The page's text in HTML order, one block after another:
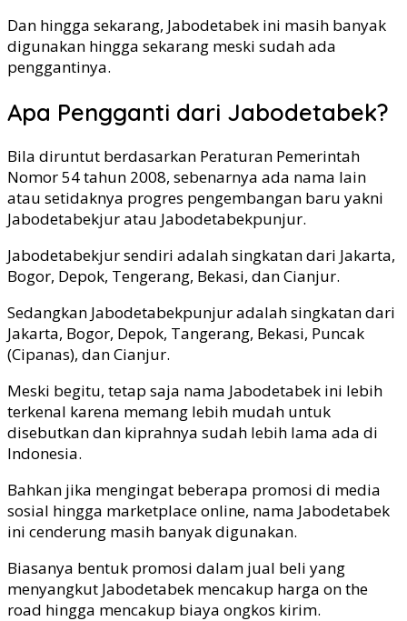
Dan hingga sekarang, Jabodetabek ini masih banyak
digunakan hingga sekarang meski sudah ada
penggantinya.
Apa Pengganti dari Jabodetabek?
Bila diruntut berdasarkan Peraturan Pemerintah
Nomor 54 tahun 2008, sebenarnya ada nama lain
atau setidaknya progres pengembangan baru yakni
Jabodetabekjur atau Jabodetabekpunjur.
Jabodetabekjur sendiri adalah singkatan dari Jakarta,
Bogor, Depok, Tengerang, Bekasi, dan Cianjur.
Sedangkan Jabodetabekpunjur adalah singkatan dari
Jakarta, Bogor, Depok, Tangerang, Bekasi, Puncak
(Cipanas), dan Cianjur.
Meski begitu, tetap saja nama Jabodetabek ini lebih
terkenal karena memang lebih mudah untuk
disebutkan dan kiprahnya sudah lebih lama ada di
Indonesia.
Bahkan jika mengingat beberapa promosi di media
sosial hingga marketplace online, nama Jabodetabek
ini cenderung masih banyak digunakan.
Biasanya bentuk promosi dalam jual beli yang
menyangkut Jabodetabek mencakup harga on the
road hingga mencakup biaya ongkos kirim.